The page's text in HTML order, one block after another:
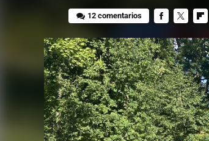
12 comentarios